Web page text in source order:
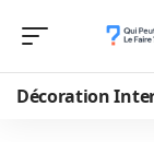
Décoration